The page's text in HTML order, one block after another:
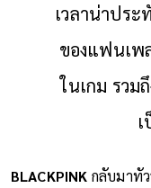
เวลาน่าปร
ของแฟนเพ
ในเกม รวม
BLACKPINK กลับมาทั